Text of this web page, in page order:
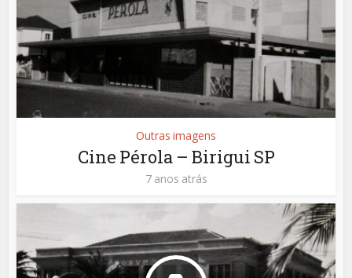
Outras imagens
Cine Pérola – Birigui SP
7 anos atrás